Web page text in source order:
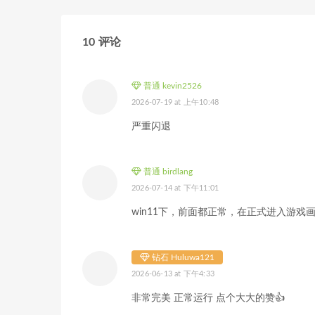
10 评论
普通 kevin2526
2026-07-19 at 上午10:48
严重闪退
普通 birdlang
2026-07-14 at 下午11:01
win11下，前面都正常，在正式进入游戏画
钻石 Huluwa121
2026-06-13 at 下午4:33
非常完美 正常运行 点个大大的赞👍